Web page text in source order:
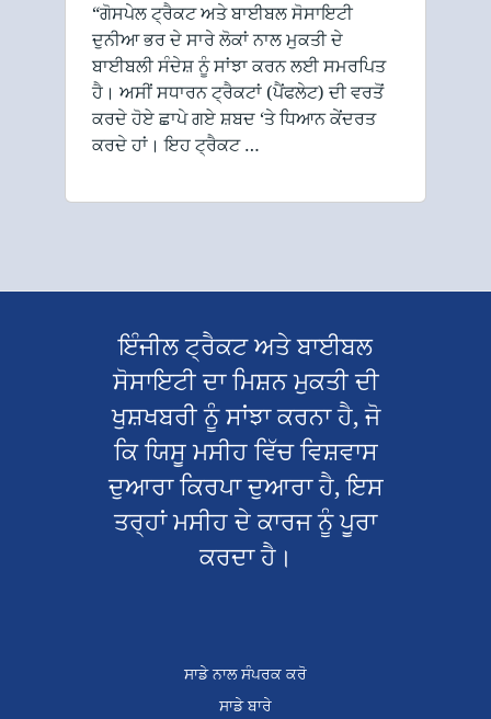
“ਗੋਸਪੇਲ ਟ੍ਰੈਕਟ ਅਤੇ ਬਾਈਬਲ ਸੋਸਾਇਟੀ
ਦੁਨੀਆ ਭਰ ਦੇ ਸਾਰੇ ਲੋਕਾਂ ਨਾਲ ਮੁਕਤੀ ਦੇ
ਬਾਈਬਲੀ ਸੰਦੇਸ਼ ਨੂੰ ਸਾਂਝਾ ਕਰਨ ਲਈ ਸਮਰਪਿਤ
ਹੈ। ਅਸੀਂ ਸਧਾਰਨ ਟ੍ਰੈਕਟਾਂ (ਪੈਂਫਲੇਟ) ਦੀ ਵਰਤੋਂ
ਕਰਦੇ ਹੋਏ ਛਾਪੇ ਗਏ ਸ਼ਬਦ ‘ਤੇ ਧਿਆਨ ਕੇਂਦਰਤ
ਕਰਦੇ ਹਾਂ। ਇਹ ਟ੍ਰੈਕਟ …
ਇੰਜੀਲ ਟ੍ਰੈਕਟ ਅਤੇ ਬਾਈਬਲ
ਸੋਸਾਇਟੀ ਦਾ ਮਿਸ਼ਨ ਮੁਕਤੀ ਦੀ
ਖੁਸ਼ਖਬਰੀ ਨੂੰ ਸਾਂਝਾ ਕਰਨਾ ਹੈ, ਜੋ
ਕਿ ਯਿਸੂ ਮਸੀਹ ਵਿੱਚ ਵਿਸ਼ਵਾਸ
ਦੁਆਰਾ ਕਿਰਪਾ ਦੁਆਰਾ ਹੈ, ਇਸ
ਤਰ੍ਹਾਂ ਮਸੀਹ ਦੇ ਕਾਰਜ ਨੂੰ ਪੂਰਾ
ਕਰਦਾ ਹੈ।
ਸਾਡੇ ਨਾਲ ਸੰਪਰਕ ਕਰੋ
ਸਾਡੇ ਬਾਰੇ